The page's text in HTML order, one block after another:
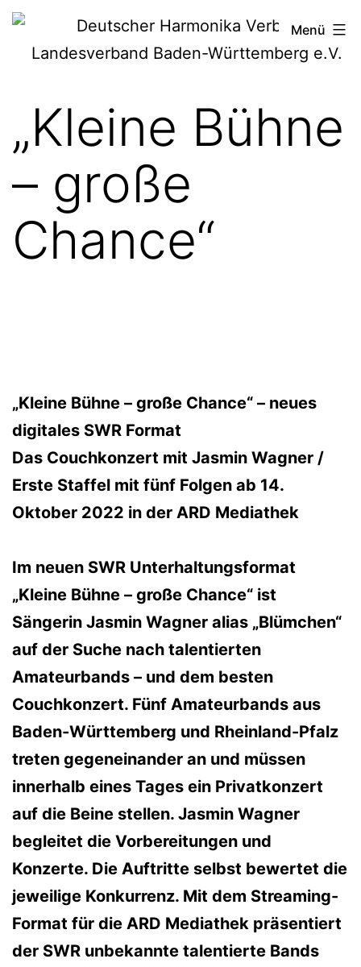
Zum
Deutscher
Harmonika-
Menü
„Kleine Bühne
– große
Chance“
„Kleine Bühne – große Chance“ – neues
digitales SWR Format
Das Couchkonzert mit Jasmin Wagner /
Erste Staffel mit fünf Folgen ab 14.
Oktober 2022 in der ARD Mediathek
Im neuen SWR Unterhaltungsformat
„Kleine Bühne – große Chance“ ist
Sängerin Jasmin Wagner alias „Blümchen“
auf der Suche nach talentierten
Amateurbands – und dem besten
Couchkonzert. Fünf Amateurbands aus
Baden-Württemberg und Rheinland-Pfalz
treten gegeneinander an und müssen
innerhalb eines Tages ein Privatkonzert
auf die Beine stellen. Jasmin Wagner
begleitet die Vorbereitungen und
Konzerte. Die Auftritte selbst bewertet die
jeweilige Konkurrenz. Mit dem Streaming-
Format für die ARD Mediathek präsentiert
der SWR unbekannte talentierte Bands